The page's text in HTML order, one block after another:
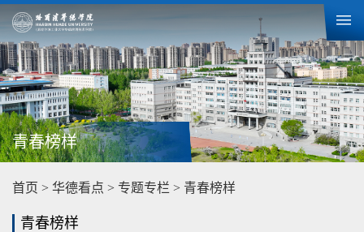
青春榜样
首页 > 华德看点 > 专题专栏 > 青春榜样
青春榜样